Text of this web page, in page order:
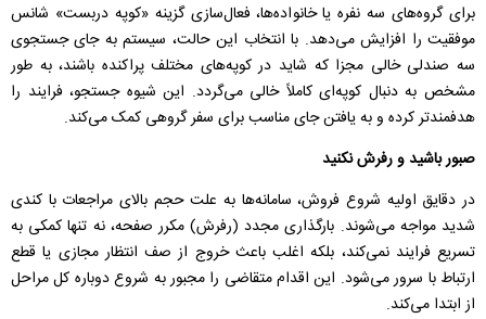
برای گروه‌های سه نفره یا خانواده‌ها، فعال‌سازی گزینه «کوپه دربست» شانس
موفقیت را افزایش می‌دهد. با انتخاب این حالت، سیستم به جای جستجوی
سه صندلی خالی مجزا که شاید در کوپه‌های مختلف پراکنده باشند، به طور
مشخص به دنبال کوپه‌ای کاملاً خالی می‌گردد. این شیوه جستجو، فرایند را
هدفمندتر کرده و به یافتن جای مناسب برای سفر گروهی کمک می‌کند.
صبور باشید و رفرش نکنید
در دقایق اولیه شروع فروش، سامانه‌ها به علت حجم بالای مراجعات با کندی
شدید مواجه می‌شوند. بارگذاری مجدد (رفرش) مکرر صفحه، نه تنها کمکی به
تسریع فرایند نمی‌کند، بلکه اغلب باعث خروج از صف انتظار مجازی یا قطع
ارتباط با سرور می‌شود. این اقدام متقاضی را مجبور به شروع دوباره کل مراحل
از ابتدا می‌کند.